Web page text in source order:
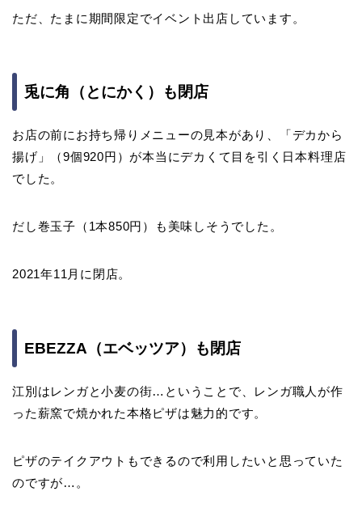
ただ、たまに期間限定でイベント出店しています。
兎に角（とにかく）も閉店
お店の前にお持ち帰りメニューの見本があり、「デカから
揚げ」（9個920円）が本当にデカくて目を引く日本料理店
でした。
だし巻玉子（1本850円）も美味しそうでした。
2021年11月に閉店。
EBEZZA（エベッツア）も閉店
江別はレンガと小麦の街…ということで、レンガ職人が作
った薪窯で焼かれた本格ピザは魅力的です。
ピザのテイクアウトもできるので利用したいと思っていた
のですが…。